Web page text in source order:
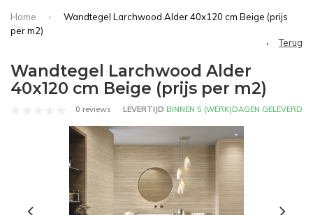
Home
Wandtegel Larchwood Alder 40x120 cm Beige (prijs
per m2)
Terug
Wandtegel Larchwood Alder
40x120 cm Beige (prijs per m2)
0 reviews LEVERTIJD BINNEN 5 (WERK)DAGEN GELEVERD